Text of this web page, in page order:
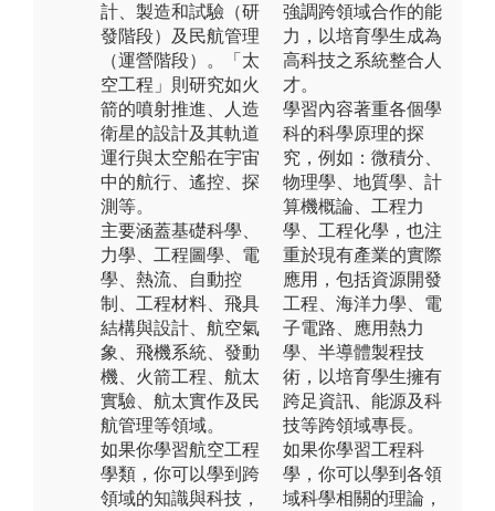
計、製造和試驗（研
發階段）及民航管理
（運營階段）。「太
空工程」則研究如火
箭的噴射推進、人造
衛星的設計及其軌道
運行與太空船在宇宙
中的航行、遙控、探
測等。
主要涵蓋基礎科學、
力學、工程圖學、電
學、熱流、自動控
制、工程材料、飛具
結構與設計、航空氣
象、飛機系統、發動
機、火箭工程、航太
實驗、航太實作及民
航管理等領域。
如果你學習航空工程
學類，你可以學到跨
領域的知識與科技，
強調跨領域合作的能
力，以培育學生成為
高科技之系統整合人
才。
學習內容著重各個學
科的科學原理的探
究，例如：微積分、
物理學、地質學、計
算機概論、工程力
學、工程化學，也注
重於現有產業的實際
應用，包括資源開發
工程、海洋力學、電
子電路、應用熱力
學、半導體製程技
術，以培育學生擁有
跨足資訊、能源及科
技等跨領域專長。
如果你學習工程科
學，你可以學到各領
域科學相關的理論，